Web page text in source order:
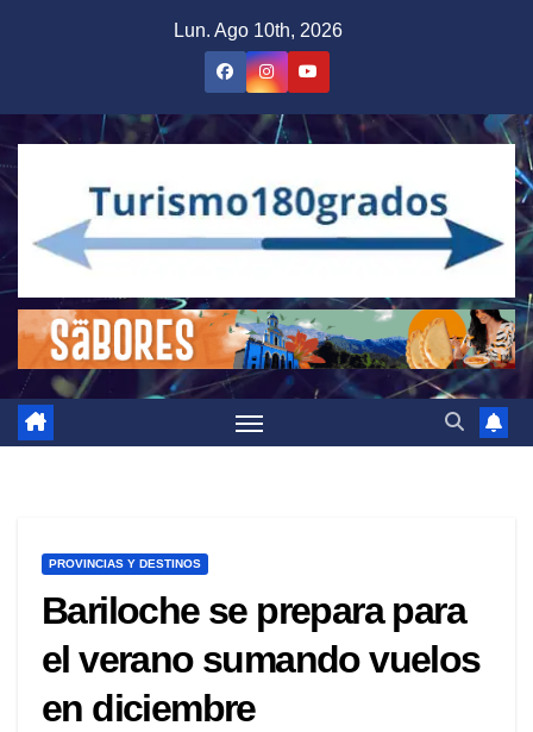
Lun. Ago 10th, 2026
PROVINCIAS Y DESTINOS
Bariloche se prepara para
el verano sumando vuelos
en diciembre